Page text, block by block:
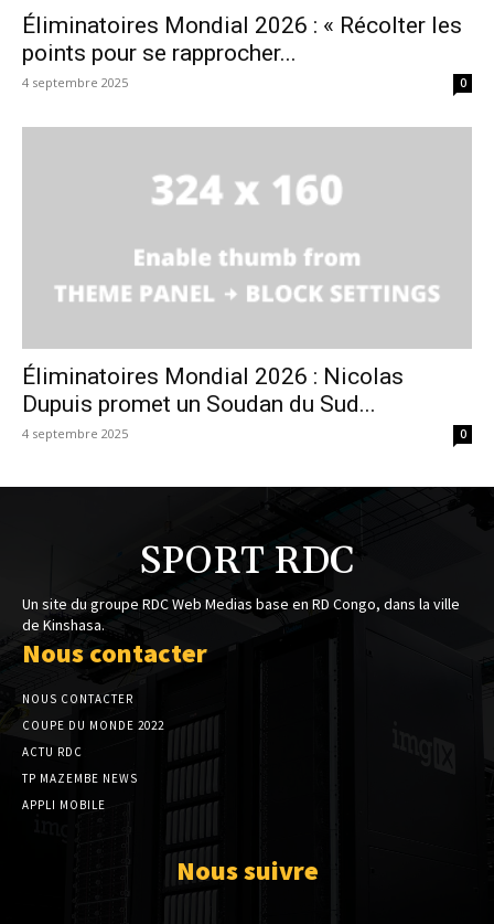
Éliminatoires Mondial 2026 : « Récolter les
points pour se rapprocher...
4 septembre 2025 0
Éliminatoires Mondial 2026 : Nicolas
Dupuis promet un Soudan du Sud...
4 septembre 2025 0
SPORT RDC
Un site du groupe RDC Web Medias base en RD Congo, dans la ville
de Kinshasa.
Nous contacter
NOUS CONTACTER
COUPE DU MONDE 2022
ACTU RDC
TP MAZEMBE NEWS
APPLI MOBILE
Nous suivre